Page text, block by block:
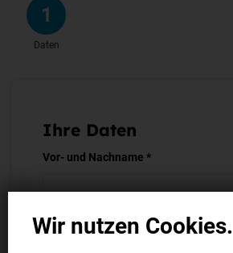
1
Daten
Ihre Daten
Vor- und Nachname *
Firma
Wir nutzen Cookies.